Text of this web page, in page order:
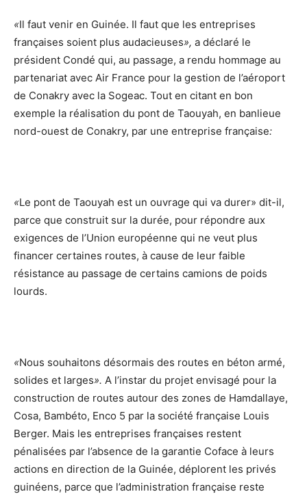
«Il faut venir en Guinée. Il faut que les entreprises
françaises soient plus audacieuses», a déclaré le
président Condé qui, au passage, a rendu hommage au
partenariat avec Air France pour la gestion de l’aéroport
de Conakry avec la Sogeac. Tout en citant en bon
exemple la réalisation du pont de Taouyah, en banlieue
nord-ouest de Conakry, par une entreprise française:
«Le pont de Taouyah est un ouvrage qui va durer» dit-il,
parce que construit sur la durée, pour répondre aux
exigences de l’Union européenne qui ne veut plus
financer certaines routes, à cause de leur faible
résistance au passage de certains camions de poids
lourds.
«Nous souhaitons désormais des routes en béton armé,
solides et larges». A l’instar du projet envisagé pour la
construction de routes autour des zones de Hamdallaye,
Cosa, Bambéto, Enco 5 par la société française Louis
Berger. Mais les entreprises françaises restent
pénalisées par l’absence de la garantie Coface à leurs
actions en direction de la Guinée, déplorent les privés
guinéens, parce que l’administration française reste